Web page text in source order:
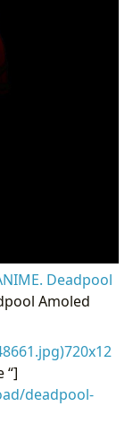
Deadpool
Amoled
“]
deadpool-